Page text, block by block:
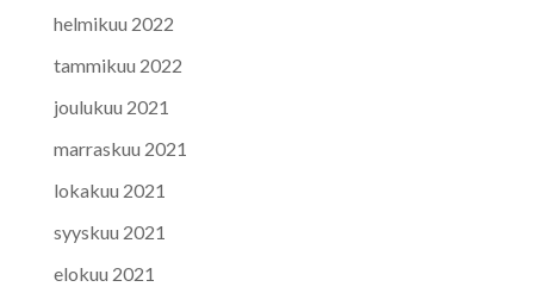
helmikuu 2022
tammikuu 2022
joulukuu 2021
marraskuu 2021
lokakuu 2021
syyskuu 2021
elokuu 2021